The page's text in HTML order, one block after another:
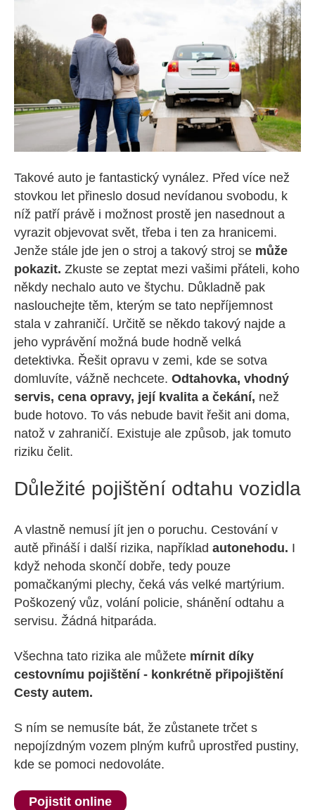
Takové auto je fantastický vynález. Před více než
stovkou let přineslo dosud nevídanou svobodu, k
níž patří právě i možnost prostě jen nasednout a
vyrazit objevovat svět, třeba i ten za hranicemi.
Jenže stále jde jen o stroj a takový stroj se může
pokazit. Zkuste se zeptat mezi vašimi přáteli, koho
někdy nechalo auto ve štychu. Důkladně pak
naslouchejte těm, kterým se tato nepříjemnost
stala v zahraničí. Určitě se někdo takový najde a
jeho vyprávění možná bude hodně velká
detektivka. Řešit opravu v zemi, kde se sotva
domluvíte, vážně nechcete. Odtahovka, vhodný
servis, cena opravy, její kvalita a čekání, než
bude hotovo. To vás nebude bavit řešit ani doma,
natož v zahraničí. Existuje ale způsob, jak tomuto
riziku čelit.
Důležité pojištění odtahu vozidla
A vlastně nemusí jít jen o poruchu. Cestování v
autě přináší i další rizika, například autonehodu. I
když nehoda skončí dobře, tedy pouze
pomačkanými plechy, čeká vás velké martýrium.
Poškozený vůz, volání policie, shánění odtahu a
servisu. Žádná hitparáda.
Všechna tato rizika ale můžete mírnit díky
cestovnímu pojištění - konkrétně připojištění
Cesty autem.
S ním se nemusíte bát, že zůstanete trčet s
nepojízdným vozem plným kufrů uprostřed pustiny,
kde se pomoci nedovoláte.
Pojistit online